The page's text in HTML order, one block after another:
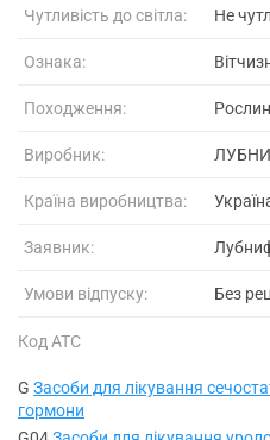
Чутливість до світла: Не
Ознака:
Походження:
Виробник:
Країна виробництва:
Заявник:
Умови відпуску: Без
Код АТС
G Засоби для лікування
гормони